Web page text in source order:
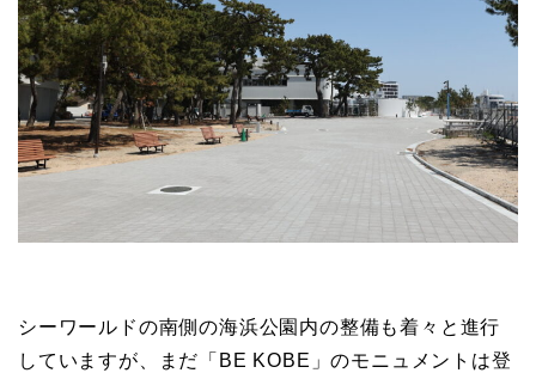
シーワールドの南側の海浜公園内の整備も着々と進行
していますが、まだ「BE KOBE」のモニュメントは登